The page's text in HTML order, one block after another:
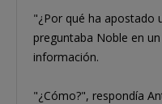
"¿Por qué ha apostado
preguntaba Noble en
información.
"¿Cómo?", respondía